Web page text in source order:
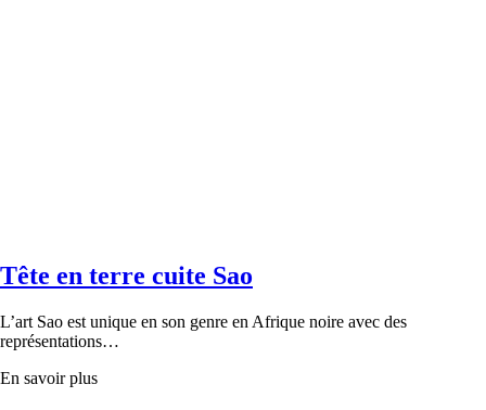
Tête en terre cuite Sao
L’art Sao est unique en son genre en Afrique noire avec des
représentations…
En savoir plus